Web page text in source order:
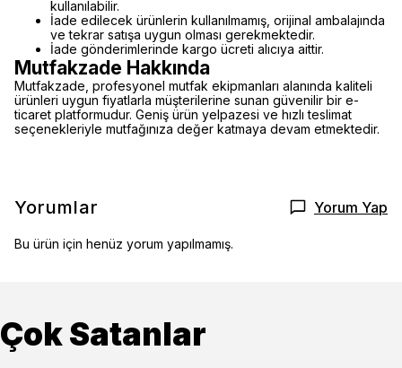
kullanılabilir.
İade edilecek ürünlerin kullanılmamış, orijinal ambalajında
ve tekrar satışa uygun olması gerekmektedir.
İade gönderimlerinde kargo ücreti alıcıya aittir.
Mutfakzade Hakkında
Mutfakzade, profesyonel mutfak ekipmanları alanında kaliteli
ürünleri uygun fiyatlarla müşterilerine sunan güvenilir bir e-
ticaret platformudur. Geniş ürün yelpazesi ve hızlı teslimat
seçenekleriyle mutfağınıza değer katmaya devam etmektedir.
Yorumlar Yorum Yap
Bu ürün için henüz yorum yapılmamış.
Çok Satanlar